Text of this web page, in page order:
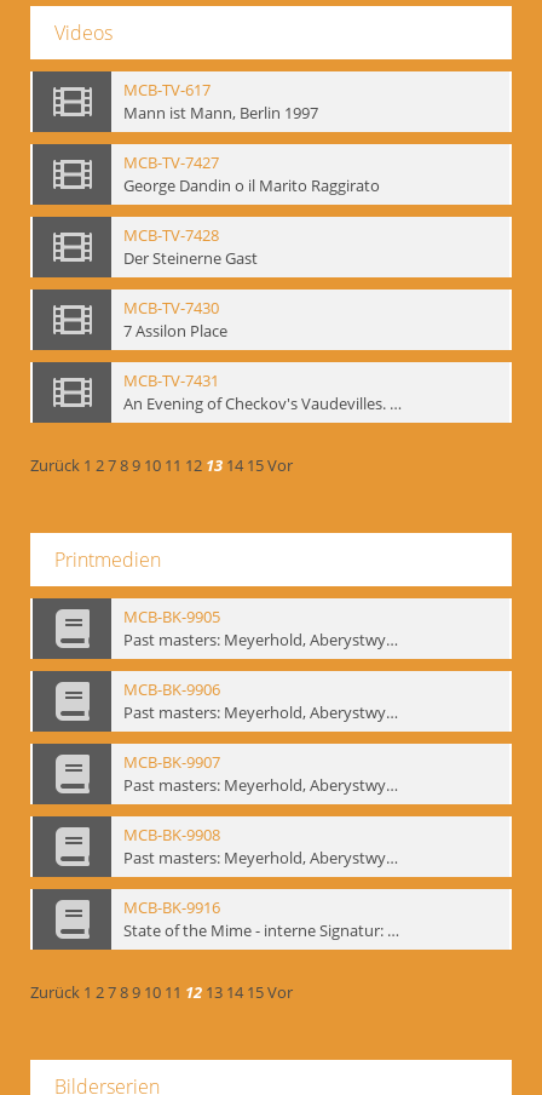
Videos
MCB-TV-617
Mann ist Mann, Berlin 1997
MCB-TV-7427
George Dandin o il Marito Raggirato
MCB-TV-7428
Der Steinerne Gast
MCB-TV-7430
7 Assilon Place
MCB-TV-7431
An Evening of Checkov's Vaudevilles. The Evils of Tobacco, The Bear, The Marriage Proposal
Zurück 1 2789 10 11 12 13 14 15Vor
Printmedien
MCB-BK-9905
Past masters: Meyerhold, Aberystwyth, 27.-29.10.1995 - interne Signatur: BM-prt-94-5
MCB-BK-9906
Past masters: Meyerhold, Aberystwyth, 27.-29.10.1995 - interne Signatur: BM-prt-94-6
MCB-BK-9907
Past masters: Meyerhold, Aberystwyth, 27.-29.10.1995 - interne Signatur: BM-prt-94-7
MCB-BK-9908
Past masters: Meyerhold, Aberystwyth, 27.-29.10.1995 - interne Signatur: BM-prt-94-8
MCB-BK-9916
State of the Mime - interne Signatur: BM-prt-100
Zurück 1 2789 10 11 12 13 14 15Vor
Bilderserien